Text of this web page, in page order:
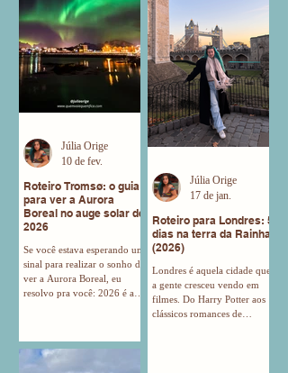
Roteiro Tromsø: o guia
para ver a Aurora
Boreal no auge solar de
2026
Se você estava esperando um
sinal para realizar o sonho de
ver a Aurora Boreal, eu
resolvo pra você: 2026 é a
Solar, um fenômeno que
acontece a cada 11 anos
Júlia Orige
10 de fev.
Roteiro para Londres: 5
dias na terra da Rainha
(2026)
Londres é aquela cidade que
a gente cresceu vendo em
filmes. Do Harry Potter aos
clássicos romances de
Júlia Orige
17 de jan.